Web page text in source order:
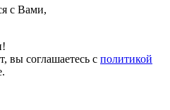
с Вами,
вы соглашаетесь с политикой